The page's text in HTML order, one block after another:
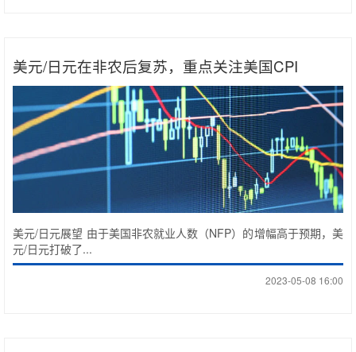
美元/日元在非农后复苏，重点关注美国CPI
美元/日元展望 由于美国非农就业人数（NFP）的增幅高于预期，美
元/日元打破了...
2023-05-08 16:00